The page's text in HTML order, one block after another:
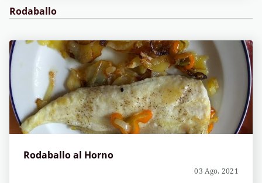
Rodaballo
Rodaballo al Horno
03 Ago, 2021